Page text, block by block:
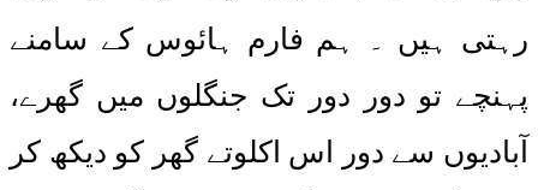
رہتی ہیں ۔ ہم فارم ہائوس کے سامنے
پہنچے تو دور دور تک جنگلوں میں گھرے،
آبادیوں سے دور اس اکلوتے گھر کو دیکھ کر